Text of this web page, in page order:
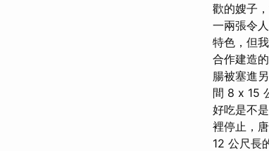
歡的嫂子
一兩張令
特色，但
合作建造
腸被塞進
間 8 x 15
好吃是不
裡停止，
12 公尺長